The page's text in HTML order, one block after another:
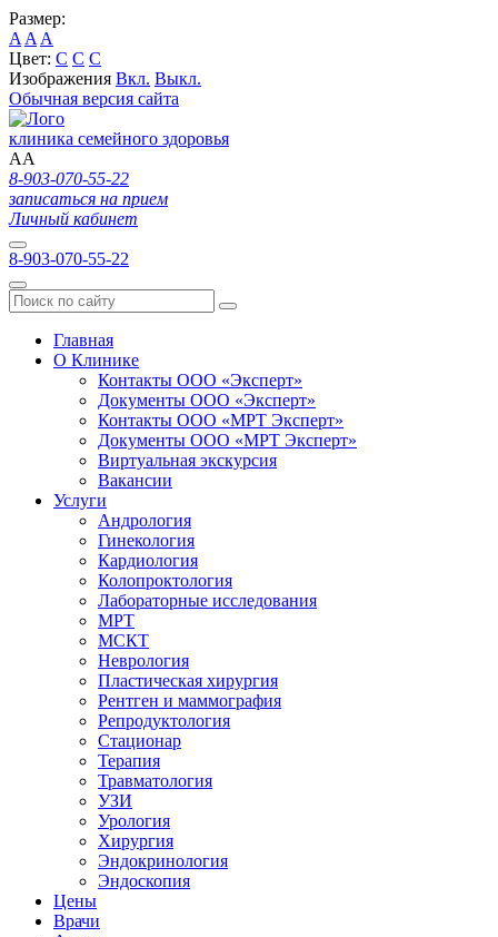
Размер:
A A A
Цвет: C C C
Изображения Вкл. Выкл.
Обычная версия сайта
клиника семейного здоровья
AA
8-903-070-55-22
записаться на прием
Личный кабинет
8-903-070-55-22
Главная
О Клинике
Контакты ООО «Эксперт»
Документы ООО «Эксперт»
Контакты ООО «МРТ Эксперт»
Документы ООО «МРТ Эксперт»
Виртуальная экскурсия
Вакансии
Услуги
Андрология
Гинекология
Кардиология
Колопроктология
Лабораторные исследования
МРТ
МСКТ
Неврология
Пластическая хирургия
Рентген и маммография
Репродуктология
Стационар
Терапия
Травматология
УЗИ
Урология
Хирургия
Эндокринология
Эндоскопия
Цены
Врачи